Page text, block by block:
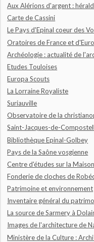
Aux Alérions d'argent :
Carte de Cassini
Le Pays d'Epinal coeur des
Oratoires de France et
Archéologie : actualité de
Etudes Touloises
Europa Scouts
La Lorraine Royaliste
Suriauville
Observatoire de la
Saint-Jacques-de-
Bibliothèque Epinal-Golbey
Pays de la Saône vosgienne
Centre d'études sur la
Fonderie de cloches de
Patrimoine et environnement
Inventaire général du
La source de Sarmery à
Images de l'architecture de
Ministère de la Culture :